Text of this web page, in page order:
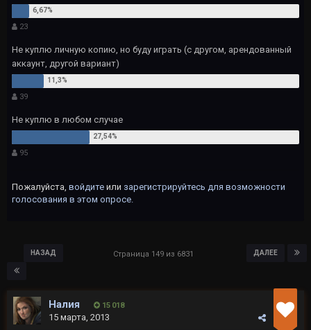
23
Не куплю личную копию, но буду играть (с другом, арендованный
аккаунт, другой вариант)
39
Не куплю в любом случае
95
Пожалуйста, войдите или зарегистрируйтесь для возможности
голосования в этом опросе.
НАЗАД ДАЛЕЕ
Страница 149 из 6831
Налия 15 018
15 марта, 2013